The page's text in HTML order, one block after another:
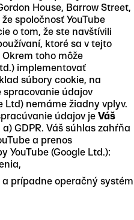
House, Barrow Street,
spoločnosť YouTube
o tom, že ste navštívili
ktoré sa v tejto
toho môže
implementovať
súbory cookie, na
údajov
Ltd) nemáme žiadny vplyv.
údajov je Váš
GDPR. Váš súhlas zahŕňa
a prenos
YouTube (Google Ltd.):
prípadne operačný systém